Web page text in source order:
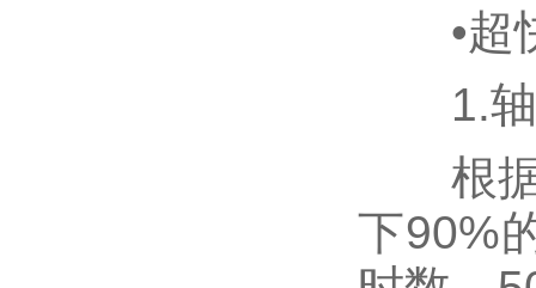
•超快
1.轴
根据
下90%